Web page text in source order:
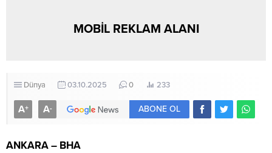
MOBİL REKLAM ALANI
Dünya 03.10.2025 0 233
A+ A- ABONE OL
ANKARA – BHA